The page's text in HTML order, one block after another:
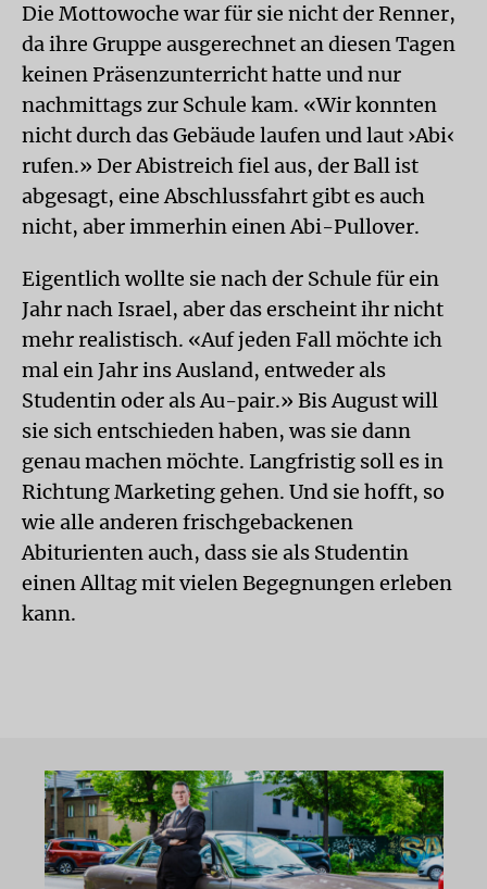
Die Mottowoche war für sie nicht der Renner,
da ihre Gruppe ausgerechnet an diesen Tagen
keinen Präsenzunterricht hatte und nur
nachmittags zur Schule kam. «Wir konnten
nicht durch das Gebäude laufen und laut ›Abi‹
rufen.» Der Abistreich fiel aus, der Ball ist
abgesagt, eine Abschlussfahrt gibt es auch
nicht, aber immerhin einen Abi-Pullover.
Eigentlich wollte sie nach der Schule für ein
Jahr nach Israel, aber das erscheint ihr nicht
mehr realistisch. «Auf jeden Fall möchte ich
mal ein Jahr ins Ausland, entweder als
Studentin oder als Au-pair.» Bis August will
sie sich entschieden haben, was sie dann
genau machen möchte. Langfristig soll es in
Richtung Marketing gehen. Und sie hofft, so
wie alle anderen frischgebackenen
Abiturienten auch, dass sie als Studentin
einen Alltag mit vielen Begegnungen erleben
kann.